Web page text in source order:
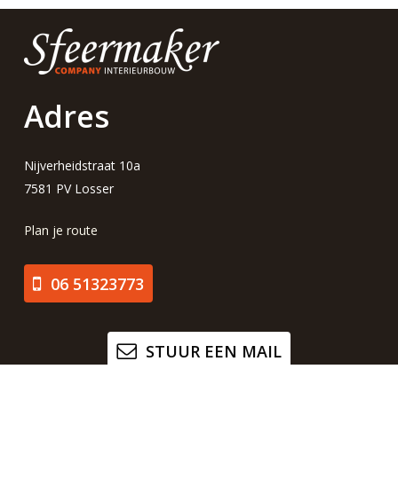
Adres
Nijverheidstraat 10a
7581 PV Losser
Plan je route
06 51323773
STUUR EEN MAIL